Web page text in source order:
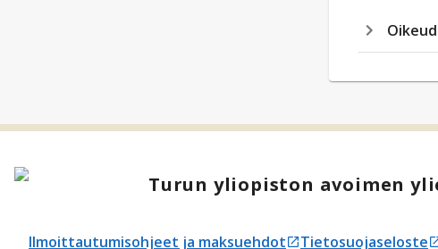
Turun yliopiston avoimen
Ilmoittautumisohjeet ja maksuehdot Tietosuojaseloste